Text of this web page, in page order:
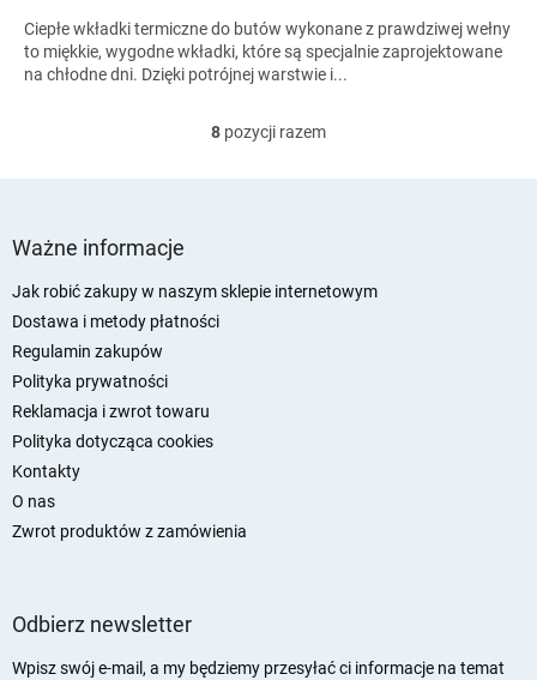
Ciepłe wkładki termiczne do butów wykonane z prawdziwej wełny
to miękkie, wygodne wkładki, które są specjalnie zaprojektowane
na chłodne dni. Dzięki potrójnej warstwie i...
K
k
8 pozycji razem
Ważne informacje
Jak robić zakupy w naszym sklepie internetowym
Dostawa i metody płatności
Regulamin zakupów
Polityka prywatności
Reklamacja i zwrot towaru
Polityka dotycząca cookies
Kontakty
O nas
Zwrot produktów z zamówienia
Odbierz newsletter
Wpisz swój e-mail, a my będziemy przesyłać ci informacje na temat